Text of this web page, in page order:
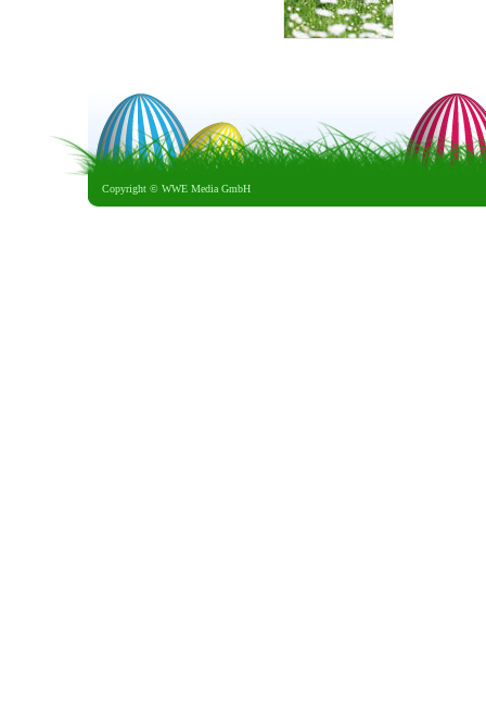
Copyright © WWE Media GmbH